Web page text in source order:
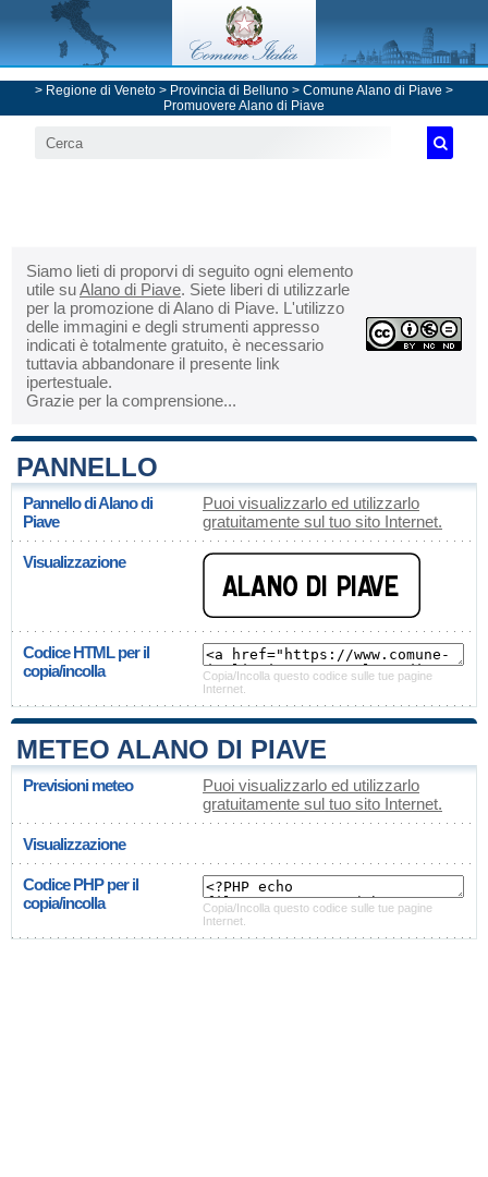
> Regione di Veneto > Provincia di Belluno > Comune Alano di Piave >
Promuovere Alano di Piave
Siamo lieti di proporvi di seguito ogni elemento
utile suAlano di Piave. Siete liberi di utilizzarle
per la promozione di Alano di Piave. L'utilizzo
delle immagini e degli strumenti appresso
indicati è totalmente gratuito, è necessario
tuttavia abbandonare il presente link
ipertestuale.
Grazie per la comprensione...
PANNELLO
Pannello di Alano di
Piave
Puoi visualizzarlo ed utilizzarlo
gratuitamente sul tuo sito Internet.
Visualizzazione
Codice HTML per il
copia/incolla
Copia/Incolla questo codice sulle tue pagine
Internet.
METEO ALANO DI PIAVE
Previsioni meteo
Puoi visualizzarlo ed utilizzarlo
gratuitamente sul tuo sito Internet.
Visualizzazione
Codice PHP per il
copia/incolla
Copia/Incolla questo codice sulle tue pagine
Internet.